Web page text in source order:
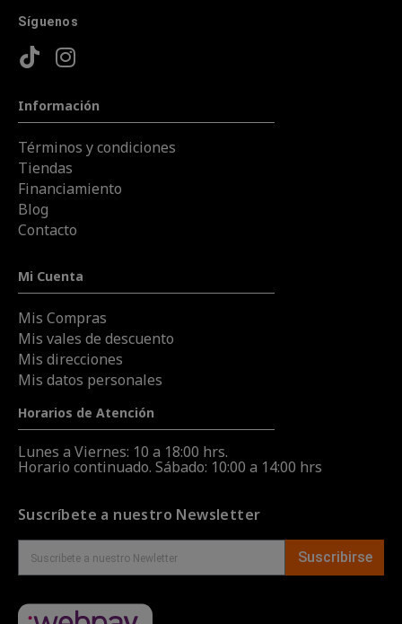
Síguenos
Información
Términos y condiciones
Tiendas
Financiamiento
Blog
Contacto
Mi Cuenta
Mis Compras
Mis vales de descuento
Mis direcciones
Mis datos personales
Horarios de Atención
Lunes a Viernes: 10 a 18:00 hrs.
Horario continuado. Sábado: 10:00 a 14:00 hrs
Suscríbete a nuestro Newsletter
Suscribirse